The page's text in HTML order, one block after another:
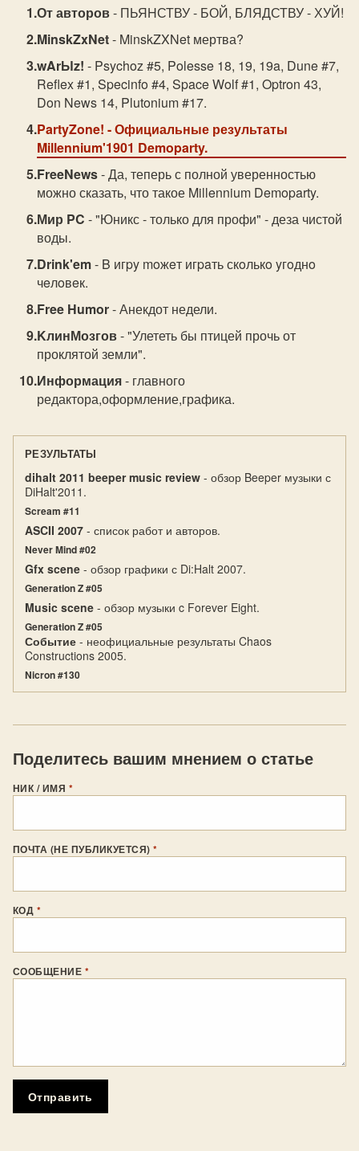
От авторов- ПЬЯHСТВУ - БОЙ, БЛЯДСТВУ - ХУЙ!
MinskZxNet- MinskZXNet мертва?
wArЫz! - Psychoz #5, Polesse 18, 19, 19a, Dune #7,
Reflex #1, Specinfo #4, Space Wolf #1, Optron 43,
Don News 14, Plutonium #17.
PartyZone! - Официальные результаты
Millennium'1901 Demoparty.
FreeNews- Да, теперь с полной уверенностью
можно сказать, что такое Millennium Demoparty.
Мир PC - "Юникс - только для профи" - деза чистой
воды.
Drink'em- B игpy moжeт игpaть скoлькo yгoднo
чeлoвeк.
Free Humor- Анекдот недели.
KлинМозгов- "Улететь бы птицей прочь от
проклятой земли".
Информация- главного
редактора,оформление,графика.
РЕЗУЛЬТАТЫ
dihalt 2011 beeper music review - обзор Beeper музыки с
DiHalt'2011.
Scream #11
ASCII 2007 - список работ и авторов.
Never Mind #02
Gfx scene - обзор графики с Di:Halt 2007.
Generation Z #05
Music scene - обзор музыки c Forever Eight.
Generation Z #05
Событие - неофициальные результаты Chaos
Constructions 2005.
Nicron #130
Поделитесь вашим мнением о статье
НИК / ИМЯ *
ПОЧТА (НЕ ПУБЛИКУЕТСЯ)*
КОД *
СООБЩЕНИЕ *
Отправить